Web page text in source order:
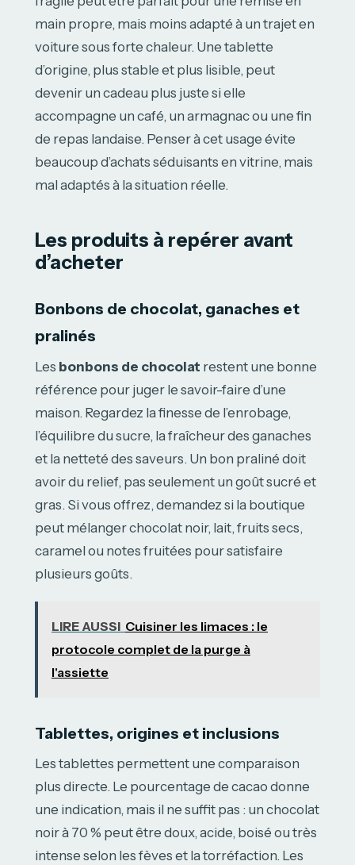
main propre, mais moins adapté à un trajet en
voiture sous forte chaleur. Une tablette
d’origine, plus stable et plus lisible, peut
devenir un cadeau plus juste si elle
accompagne un café, un armagnac ou une fin
de repas landaise. Penser à cet usage évite
beaucoup d’achats séduisants en vitrine, mais
mal adaptés à la situation réelle.
Les produits à repérer avant
d’acheter
Bonbons de chocolat, ganaches et
pralinés
Les bonbons de chocolat restent une bonne
référence pour juger le savoir-faire d’une
maison. Regardez la finesse de l’enrobage,
l’équilibre du sucre, la fraîcheur des ganaches
et la netteté des saveurs. Un bon praliné doit
avoir du relief, pas seulement un goût sucré et
gras. Si vous offrez, demandez si la boutique
peut mélanger chocolat noir, lait, fruits secs,
caramel ou notes fruitées pour satisfaire
plusieurs goûts.
LIRE AUSSI Cuisiner les limaces : le
protocole complet de la purge à
l'assiette
Tablettes, origines et inclusions
Les tablettes permettent une comparaison
plus directe. Le pourcentage de cacao donne
une indication, mais il ne suffit pas : un chocolat
noir à 70 % peut être doux, acide, boisé ou très
intense selon les fèves et la torréfaction. Les